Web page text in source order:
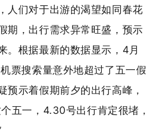
人们对于出游的渴望如同春花
期，出行需求异常旺盛，预示
。根据最新的数据显示，4月
票搜索量意外地超过了五一假
预示着假期前夕的出行高峰，
五一，4.30号出行肯定很堵，